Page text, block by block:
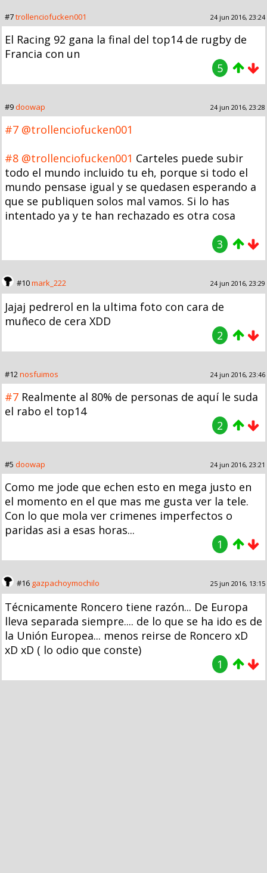
#7trollenciofucken001 24 jun 2016, 23:24
El Racing 92 gana la final del top14 de rugby de
Francia con un
5
#9doowap 24 jun 2016, 23:28
#7 @trollenciofucken001
#8 @trollenciofucken001 Carteles puede subir
todo el mundo incluido tu eh, porque si todo el
mundo pensase igual y se quedasen esperando a
que se publiquen solos mal vamos. Si lo has
intentado ya y te han rechazado es otra cosa
3
#10mark_222 24 jun 2016, 23:29
Jajaj pedrerol en la ultima foto con cara de
muñeco de cera XDD
2
#12nosfuimos 24 jun 2016, 23:46
#7 Realmente al 80% de personas de aquí le suda
el rabo el top14
2
#5 doowap 24 jun 2016, 23:21
Como me jode que echen esto en mega justo en
el momento en el que mas me gusta ver la tele.
Con lo que mola ver crimenes imperfectos o
paridas asi a esas horas...
1
#16 gazpachoymochilo 25 jun 2016, 13:15
Técnicamente Roncero tiene razón... De Europa
lleva separada siempre.... de lo que se ha ido es de
la Unión Europea... menos reirse de Roncero xD
xD xD ( lo odio que conste)
1